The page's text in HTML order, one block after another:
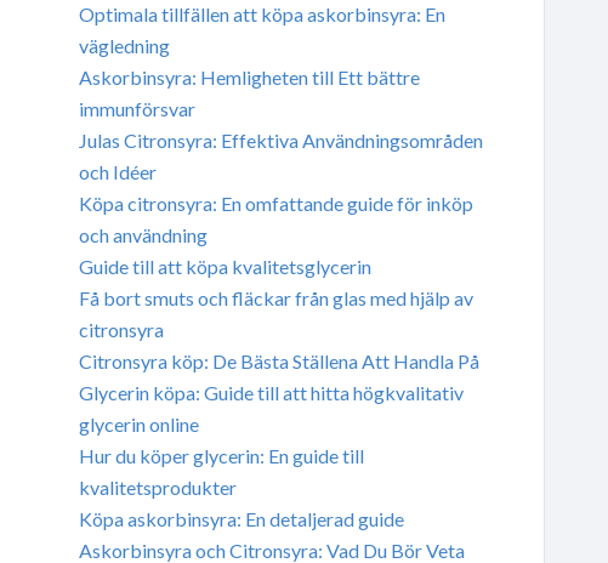
Optimala tillfällen att köpa askorbinsyra: En
vägledning
Askorbinsyra: Hemligheten till Ett bättre
immunförsvar
Julas Citronsyra: Effektiva Användningsområden
och Idéer
Köpa citronsyra: En omfattande guide för inköp
och användning
Guide till att köpa kvalitetsglycerin
Få bort smuts och fläckar från glas med hjälp av
citronsyra
Citronsyra köp: De Bästa Ställena Att Handla På
Glycerin köpa: Guide till att hitta högkvalitativ
glycerin online
Hur du köper glycerin: En guide till
kvalitetsprodukter
Köpa askorbinsyra: En detaljerad guide
Askorbinsyra och Citronsyra: Vad Du Bör Veta